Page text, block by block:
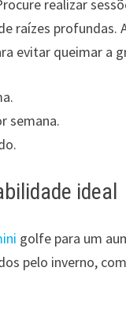
realizar
raízes
evitar queimar a
semana.
ideal
golfe para um
pelo inverno,